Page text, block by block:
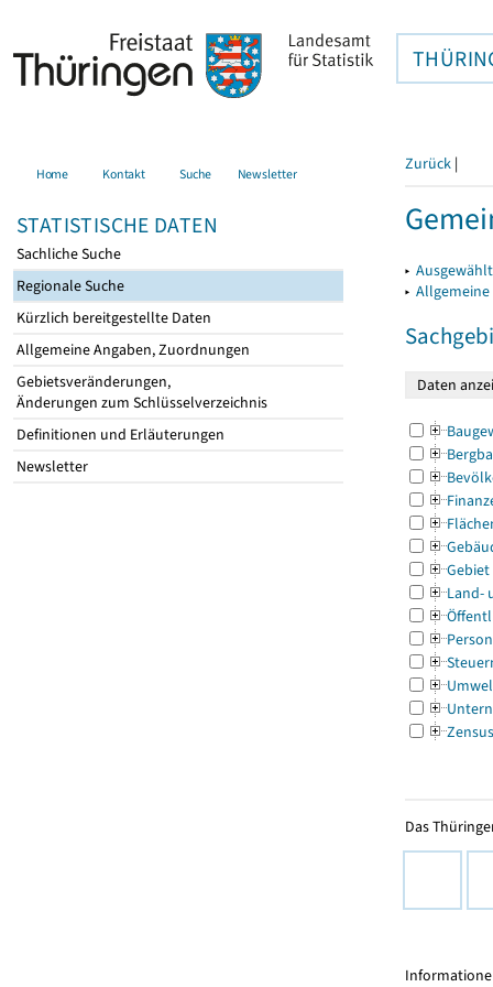
Home Kontakt Suche Newsletter
STATISTISCHE DATEN
Sachliche Suche
Regionale Suche
Kürzlich bereitgestellte Daten
Allgemeine Angaben, Zuordnungen
Gebietsveränderungen,
Änderungen zum Schlüsselverzeichnis
Definitionen und Erläuterungen
Newsletter
Zurück |
▸
▸
Gebiet
Land-
Zensus
Das